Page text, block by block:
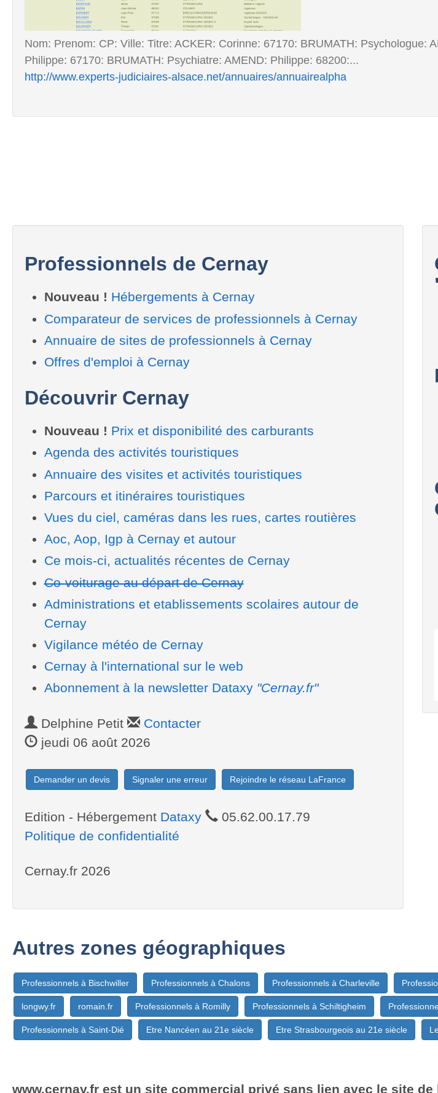
Nom: Prenom: CP: Ville: Titre: ACKER: Corinne: 67170: BRUMATH: Psychologue:
Philippe: 67170: BRUMATH: Psychiatre: AMEND: Philippe: 68200:...
http://www.experts-judiciaires-alsace.net/annuaires/annuairealpha
Professionnels de Cernay
Nouveau ! Hébergements à Cernay
Comparateur de services de professionnels à Cernay
Annuaire de sites de professionnels à Cernay
Offres d'emploi à Cernay
Découvrir Cernay
Nouveau ! Prix et disponibilité des carburants
Agenda des activités touristiques
Annuaire des visites et activités touristiques
Parcours et itinéraires touristiques
Vues du ciel, caméras dans les rues, cartes routières
Aoc, Aop, Igp à Cernay et autour
Ce mois-ci, actualités récentes de Cernay
Co-voiturage au départ de Cernay
Administrations et etablissements scolaires autour de
Cernay
Vigilance météo de Cernay
Cernay à l'international sur le web
Abonnement à la newsletter Dataxy "Cernay.fr"
Delphine Petit
Contacter
jeudi 06 août 2026
Demander un devis Signaler une erreur Rejoindre le réseau LaFrance
Edition - Hébergement Dataxy
05.62.00.17.79
Politique de confidentialité
Cernay.fr 2026
Autres zones géographiques
Professionnels à Bischwiller Professionnels à Chalons Professionnels à Charleville
longwy.fr romain.fr Professionnels à Romilly Professionnels à Schiltigheim
Professionnels à Saint-Dié Etre Nancéen au 21e siècle Etre Strasbourgeois au 21e siècle
www.cernay.fr est un site commercial privé sans lien avec le site de